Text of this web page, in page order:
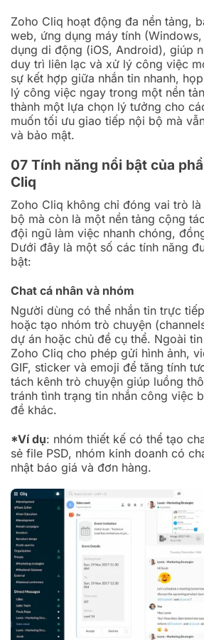
Zoho Cliq hoạt động đa nền tảng,
web, ứng dụng máy tính
dụng di động (iOS, Android), giúp
duy trì liên lạc và xử lý công việc
sự kết hợp giữa nhắn tin nhanh,
lý công việc ngay trong một nền
thành một lựa chọn lý tưởng cho
muốn tối ưu giao tiếp nội bộ mà
và bảo mật.
07 Tính năng nổi bật của
Cliq
Zoho Cliq không chỉ đóng vai trò
bộ mà còn là một nền tảng cộng
đội ngũ làm việc nhanh chóng,
Dưới đây là một số các tính năng
bật:
Chat cá nhân và nhóm
Người dùng có thể nhắn tin trực
hoặc tạo nhóm trò chuyện
dự án hoặc chủ đề cụ thể. Ngoài
Zoho Cliq cho phép gửi hình ảnh,
GIF, sticker và emoji để tăng tính
tách kênh trò chuyện giúp luồng
tránh tình trạng tin nhắn công việc
đề khác.
*Ví dụ: nhóm thiết kế có thể tạo
sẻ file PSD, nhóm kinh doanh có
nhật báo giá và đơn hàng.